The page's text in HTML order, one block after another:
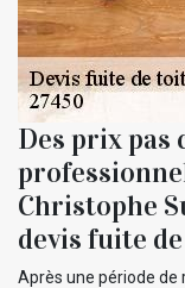
Des prix pas
Christophe
devis fuite
Après une période de